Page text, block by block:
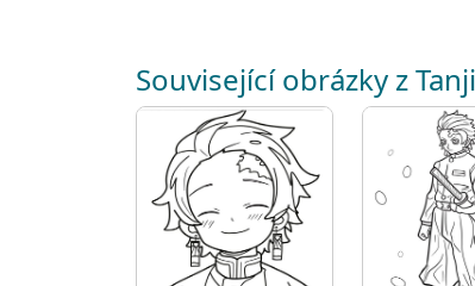
Související obrázky z